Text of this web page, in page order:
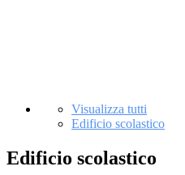
Visualizza tutti
Edificio scolastico
Edificio scolastico